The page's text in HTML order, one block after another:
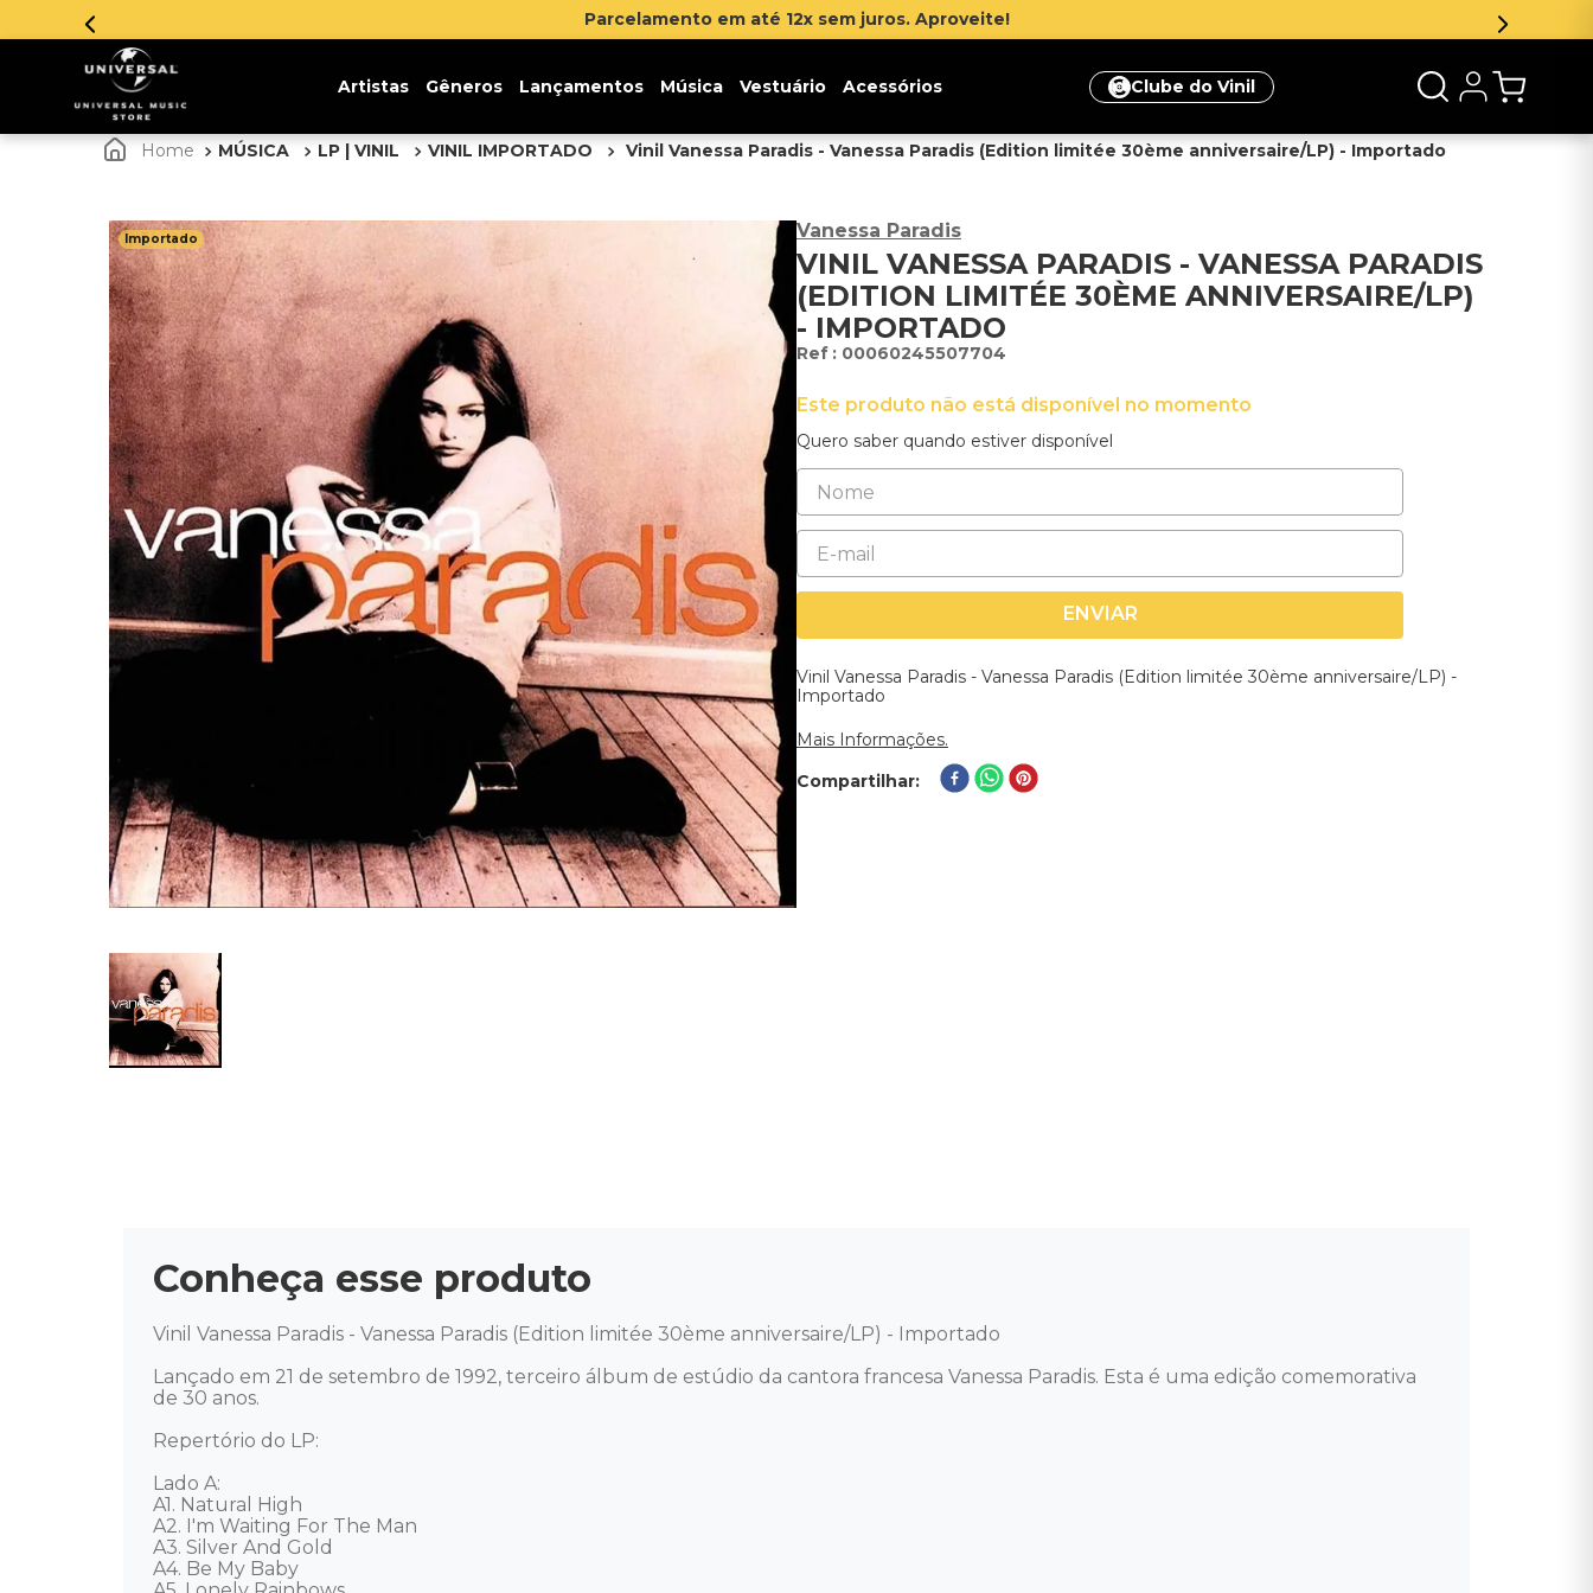
Inscreva-se na newsletter e ganhe 5% de desconto na sua primeira
Artistas Gêneros Lançamentos Música Vestuário Acessórios Clube do Vinil
MÚSICA LP | VINIL VINIL IMPORTADO Vinil Vanessa Paradis - Vanessa Paradis (Edition limitée 30ème anniversaire/LP) - Importado
Importado Vanessa Paradis
VINIL VANESSA PARADIS - VANESSA PARADIS
(EDITION LIMITÉE 30ÈME ANNIVERSAIRE/LP)
- IMPORTADO
: 00060245507704
Este produto não está disponível no momento
Quero saber quando estiver disponível
ENVIAR
Vinil Vanessa Paradis - Vanessa Paradis (Edition limitée 30ème anniversaire/LP) -
Importado
Mais Informações.
Compartilhar
Conheça esse produto
Vinil Vanessa Paradis - Vanessa Paradis (Edition limitée 30ème anniversaire/LP) - Importado
Lançado em 21 de setembro de 1992, terceiro álbum de estúdio da cantora francesa Vanessa Paradis. Esta é uma edição comemorativa
de 30 anos.
Repertório do LP:
Lado A:
A1. Natural High
A2. I'm Waiting For The Man
A3. Silver And Gold
A4. Be My Baby